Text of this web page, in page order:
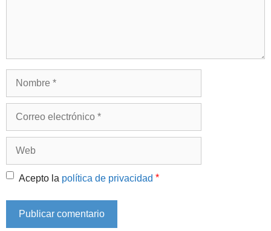
Acepto la política de privacidad *